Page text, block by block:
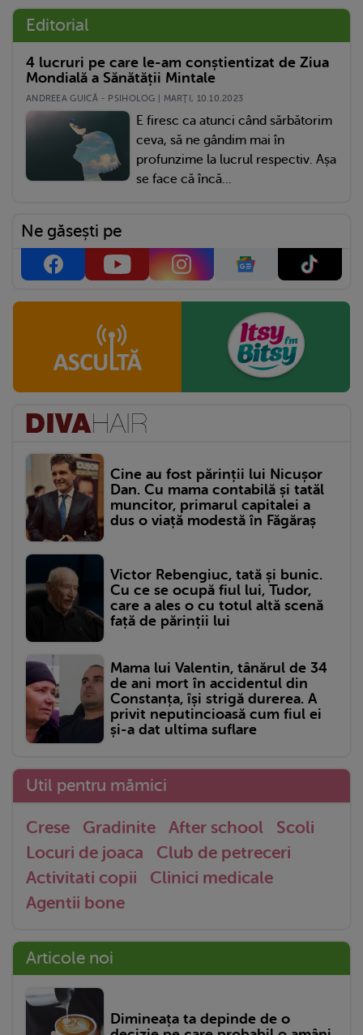
Editorial
4 lucruri pe care le-am conștientizat de Ziua
Mondială a Sănătății Mintale
ANDREEA GUICĂ - PSIHOLOG | MARŢI, 10.10.2023
E firesc ca atunci când sărbătorim
ceva, să ne gândim mai în
profunzime la lucrul respectiv. Așa
se face că încă...
Ne găsești pe
Cine au fost părinții lui Nicușor
Dan. Cu mama contabilă și tatăl
muncitor, primarul capitalei a
dus o viață modestă în Făgăraș
Victor Rebengiuc, tată și bunic.
Cu ce se ocupă fiul lui, Tudor,
care a ales o cu totul altă scenă
față de părinții lui
Mama lui Valentin, tânărul de 34
de ani mort în accidentul din
Constanța, își strigă durerea. A
privit neputincioasă cum fiul ei
și-a dat ultima suflare
Util pentru mămici
Crese Gradinite After school
Scoli
Locuri de joaca
Club de petreceri
Activitati copii
Clinici medicale
Agentii bone
Articole noi
Dimineața ta depinde de o